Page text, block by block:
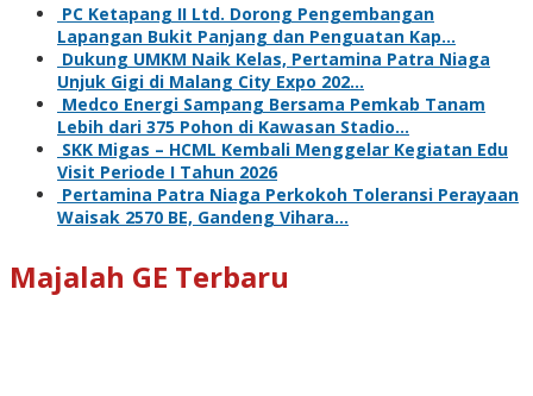
PC Ketapang II Ltd. Dorong Pengembangan
Lapangan Bukit Panjang dan Penguatan Kap…
Dukung UMKM Naik Kelas, Pertamina Patra Niaga
Unjuk Gigi di Malang City Expo 202…
Medco Energi Sampang Bersama Pemkab Tanam
Lebih dari 375 Pohon di Kawasan Stadio…
SKK Migas – HCML Kembali Menggelar Kegiatan Edu
Visit Periode I Tahun 2026
Pertamina Patra Niaga Perkokoh Toleransi Perayaan
Waisak 2570 BE, Gandeng Vihara…
Majalah GE Terbaru